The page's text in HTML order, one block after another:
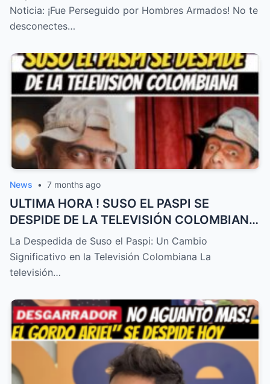
NOTICIA! – HTT
Noticia: ¡Fue Perseguido por Hombres Armados! No te
desconectes…
News • 7 months ago
ULTIMA HORA ! SUSO EL PASPI SE
DESPIDE DE LA TELEVISIÓN COLOMBIANA
! TRISTE NOTICIA HOY – HTT
La Despedida de Suso el Paspi: Un Cambio
Significativo en la Televisión Colombiana La
televisión…